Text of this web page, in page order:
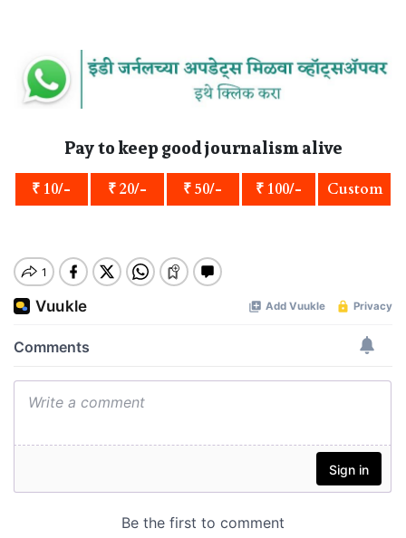
Pay to keep good journalism alive
₹ 10/- ₹ 20/- ₹ 50/- ₹ 100/- Custom